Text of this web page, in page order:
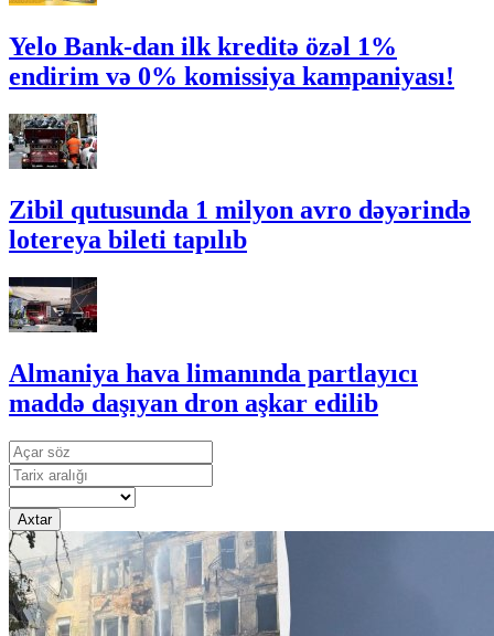
Yelo Bank-dan ilk kreditə özəl 1%
endirim və 0% komissiya kampaniyası!
Zibil qutusunda 1 milyon avro dəyərində
lotereya bileti tapılıb
Almaniya hava limanında partlayıcı
maddə daşıyan dron aşkar edilib
Axtar